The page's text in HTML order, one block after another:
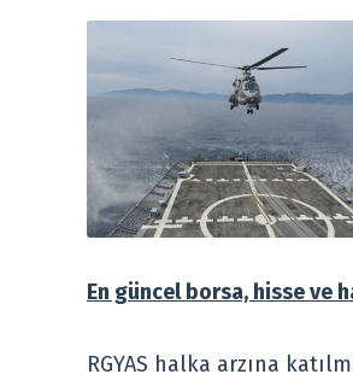
En güncel borsa, hisse ve
RGYAS halka arzına